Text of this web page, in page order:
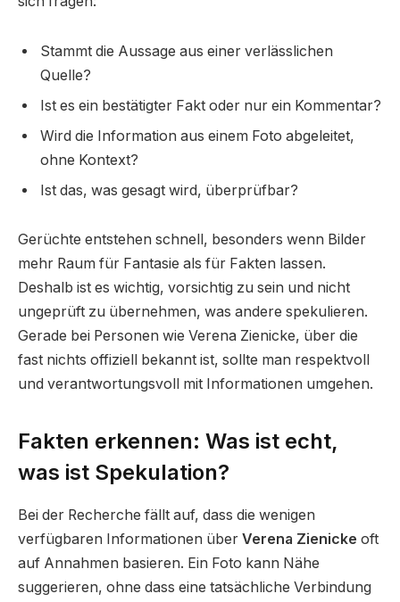
Stammt die Aussage aus einer verlässlichen
Quelle?
Ist es ein bestätigter Fakt oder nur ein Kommentar?
Wird die Information aus einem Foto abgeleitet,
ohne Kontext?
Ist das, was gesagt wird, überprüfbar?
Gerüchte entstehen schnell, besonders wenn Bilder
mehr Raum für Fantasie als für Fakten lassen.
Deshalb ist es wichtig, vorsichtig zu sein und nicht
ungeprüft zu übernehmen, was andere spekulieren.
Gerade bei Personen wie Verena Zienicke, über die
fast nichts offiziell bekannt ist, sollte man respektvoll
und verantwortungsvoll mit Informationen umgehen.
Fakten erkennen: Was ist echt,
was ist Spekulation?
Bei der Recherche fällt auf, dass die wenigen
verfügbaren Informationen über Verena Zienicke oft
auf Annahmen basieren. Ein Foto kann Nähe
suggerieren, ohne dass eine tatsächliche Verbindung